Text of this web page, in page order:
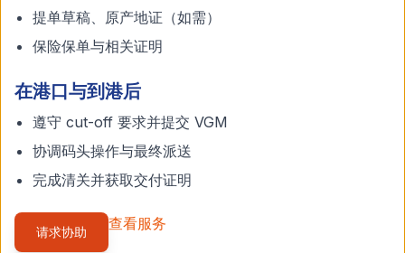
提单草稿、原产地证（如需）
保险保单与相关证明
在港口与到港后
遵守 cut-off 要求并提交 VGM
协调码头操作与最终派送
完成清关并获取交付证明
请求协助 查看服务